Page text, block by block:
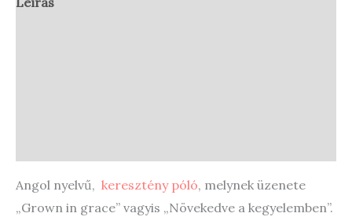
Angol nyelvű, keresztény póló, melynek üzenete
„Grown in grace” vagyis „Növekedve a kegyelemben”.